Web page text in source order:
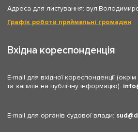
Адреса для листування:
Графік роботи приймальні громадян
Вхідна кореспонденція
E-mail для вхідної кореспонденції
та запитів на публічну інформацію): info
E-mail для органів судової влади: sud